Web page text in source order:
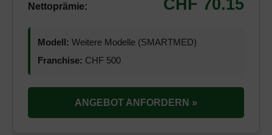
Nettoprämie: CHF 70.15
Modell: Weitere Modelle (SMARTMED)
Franchise: CHF 500
ANGEBOT ANFORDERN »